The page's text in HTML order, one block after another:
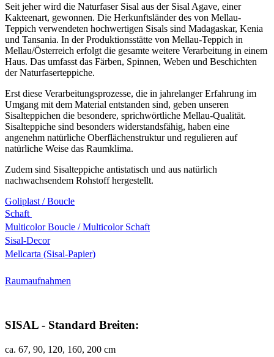
Seit jeher wird die Naturfaser Sisal aus der Sisal Agave, einer
Kakteenart, gewonnen. Die Herkunftsländer des von Mellau-
Teppich verwendeten hochwertigen Sisals sind Madagaskar, Kenia
und Tansania. In der Produktionsstätte von Mellau-Teppich in
Mellau/Österreich erfolgt die gesamte weitere Verarbeitung in einem
Haus. Das umfasst das Färben, Spinnen, Weben und Beschichten
der Naturfaserteppiche.
Erst diese Verarbeitungsprozesse, die in jahrelanger Erfahrung im
Umgang mit dem Material entstanden sind, geben unseren
Sisalteppichen die besondere, sprichwörtliche Mellau-Qualität.
Sisalteppiche sind besonders widerstandsfähig, haben eine
angenehm natürliche Oberflächenstruktur und regulieren auf
natürliche Weise das Raumklima.
Zudem sind Sisalteppiche antistatisch und aus natürlich
nachwachsendem Rohstoff hergestellt.
Goliplast / Boucle
Schaft
Multicolor Boucle / Multicolor Schaft
Sisal-Decor
Mellcarta (Sisal-Papier)
Raumaufnahmen
SISAL - Standard Breiten:
ca. 67, 90, 120, 160, 200 cm